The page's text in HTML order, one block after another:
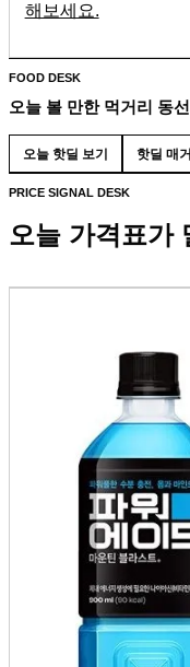
해보세요.
FOOD DESK
오늘 볼 만한 먹거리 동
오늘 핫딜 보기 핫딜 매
PRICE SIGNAL DESK
오늘 가격표가